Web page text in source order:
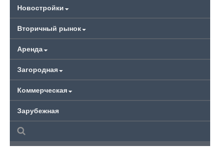
Новостройки
Вторичный рынок
Аренда
Загородная
Коммерческая
Зарубежная